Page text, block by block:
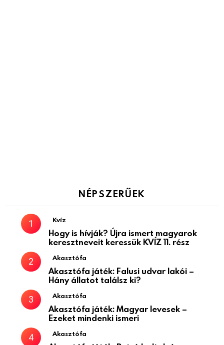
NÉPSZERŰEK
Kvíz
Hogy is hívják? Újra ismert magyarok
keresztneveit keressük KVÍZ 11. rész
Akasztófa
Akasztófa játék: Falusi udvar lakói –
Hány állatot találsz ki?
Akasztófa
Akasztófa játék: Magyar levesek –
Ezeket mindenki ismeri
Akasztófa